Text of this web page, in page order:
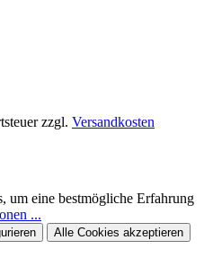
zzgl. Versandkosten
um eine bestmögliche Erfahrung
...
Alle Cookies akzeptieren